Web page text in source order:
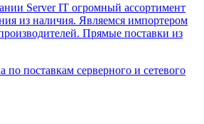
Server IT огромный ассортимент
из наличия. Являемся импортером
Прямые поставки из